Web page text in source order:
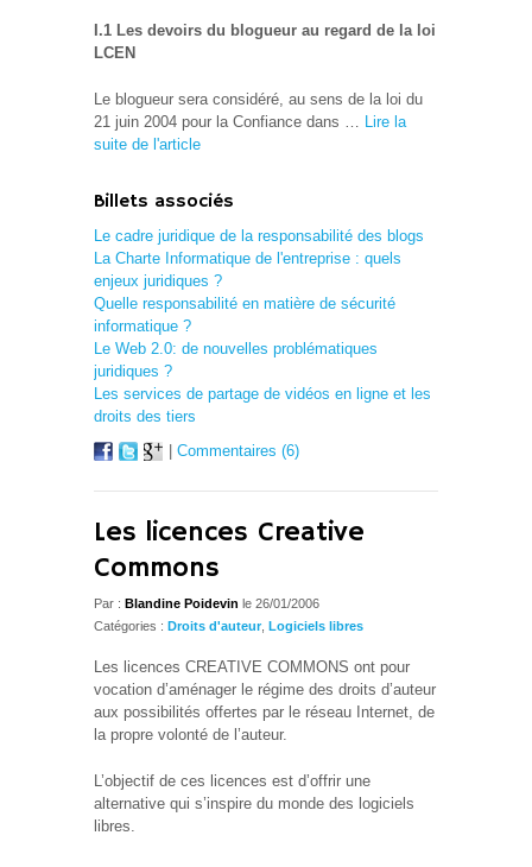
I.1 Les devoirs du blogueur au regard de la loi
LCEN
Le blogueur sera considéré, au sens de la loi du
21 juin 2004 pour la Confiance dans … Lire la
suite de l'article
Billets associés
Le cadre juridique de la responsabilité des blogs
La Charte Informatique de l'entreprise : quels
enjeux juridiques ?
Quelle responsabilité en matière de sécurité
informatique ?
Le Web 2.0: de nouvelles problématiques
juridiques ?
Les services de partage de vidéos en ligne et les
droits des tiers
Commentaires (6)
Les licences Creative
Commons
Par : Blandine Poidevin le 26/01/2006
Catégories : Droits d'auteur, Logiciels libres
Les licences CREATIVE COMMONS ont pour
vocation d’aménager le régime des droits d’auteur
aux possibilités offertes par le réseau Internet, de
la propre volonté de l’auteur.
L’objectif de ces licences est d’offrir une
alternative qui s’inspire du monde des logiciels
libres.